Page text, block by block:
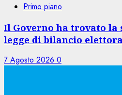
Primo piano
Il Governo ha trovato la
legge di bilancio
7 Agosto 2026 0